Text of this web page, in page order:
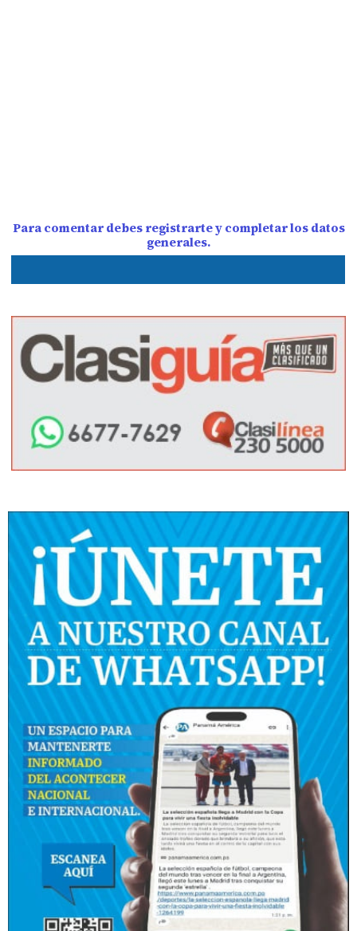
Para comentar debes registrarte y completar los datos
generales.